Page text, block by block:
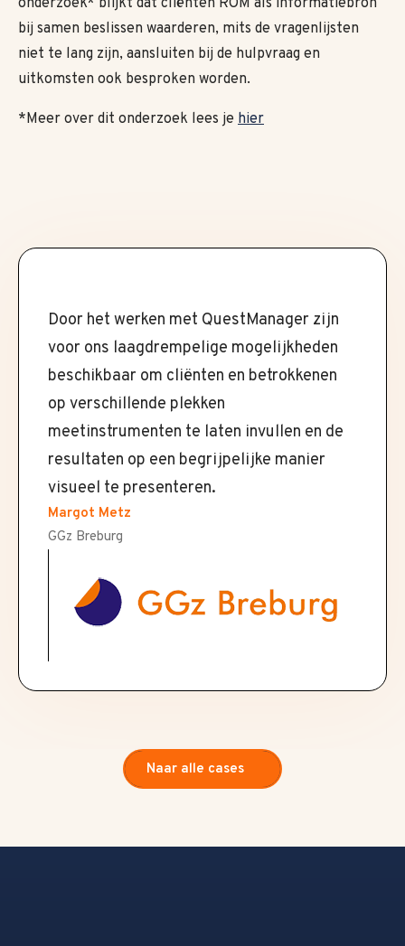
onderzoek* blijkt dat cliënten ROM als informatiebron
bij samen beslissen waarderen, mits de vragenlijsten
niet te lang zijn, aansluiten bij de hulpvraag en
uitkomsten ook besproken worden.
*Meer over dit onderzoek lees je hier
Door het werken met QuestManager zijn
voor ons laagdrempelige mogelijkheden
beschikbaar om cliënten en betrokkenen
op verschillende plekken
meetinstrumenten te laten invullen en de
resultaten op een begrijpelijke manier
visueel te presenteren.
Margot Metz
GGz Breburg
Naar alle cases